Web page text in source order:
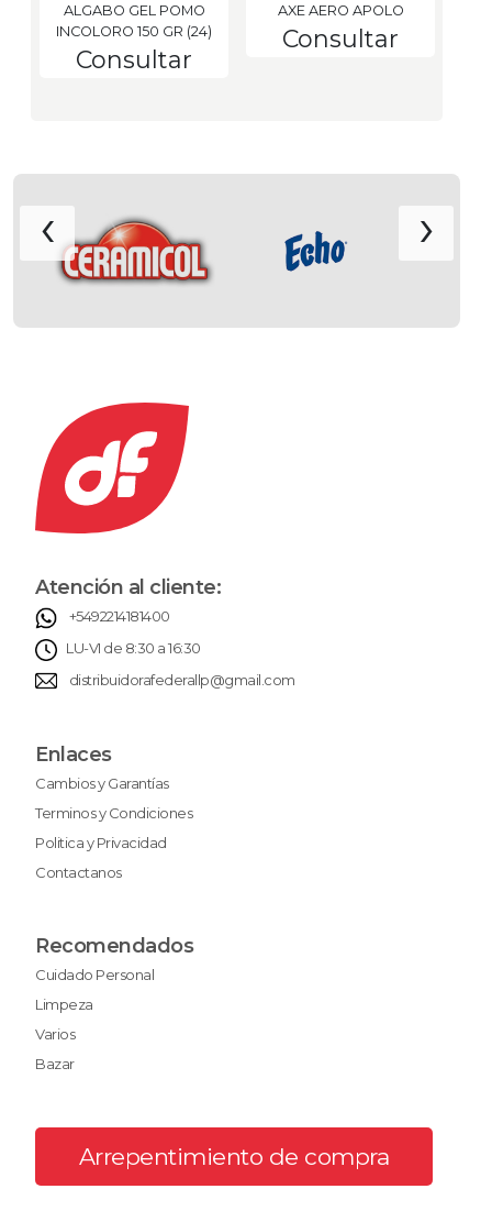
ALGABO GEL POMO
INCOLORO 150 GR (24)
Consultar
AXE AERO APOLO
Consultar
‹ ›
Atención al cliente:
+5492214181400
LU-VI de 8:30 a 16:30
distribuidorafederallp@gmail.com
Enlaces
Cambios y Garantías
Terminos y Condiciones
Politica y Privacidad
Contactanos
Recomendados
Cuidado Personal
Limpeza
Varios
Bazar
Arrepentimiento de compra